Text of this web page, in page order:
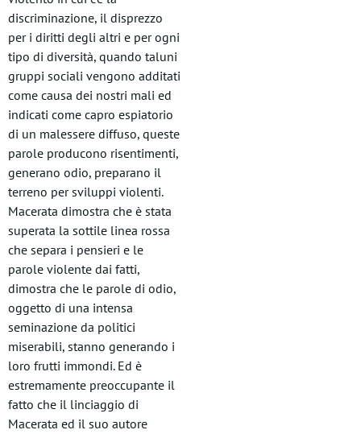
discriminazione, il disprezzo
per i diritti degli altri e per ogni
tipo di diversità, quando taluni
gruppi sociali vengono additati
come causa dei nostri mali ed
indicati come capro espiatorio
di un malessere diffuso, queste
parole producono risentimenti,
generano odio, preparano il
terreno per sviluppi violenti.
Macerata dimostra che è stata
superata la sottile linea rossa
che separa i pensieri e le
parole violente dai fatti,
dimostra che le parole di odio,
oggetto di una intensa
seminazione da politici
miserabili, stanno generando i
loro frutti immondi. Ed è
estremamente preoccupante il
fatto che il linciaggio di
Macerata ed il suo autore